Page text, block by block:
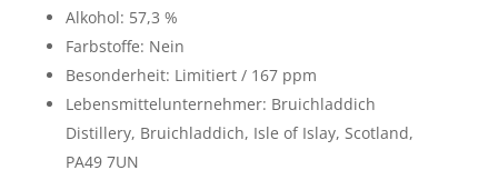
Alkohol: 57,3 %
Farbstoffe: Nein
Besonderheit: Limitiert / 167 ppm
Lebensmittelunternehmer: Bruichladdich
Distillery, Bruichladdich, Isle of Islay, Scotland,
PA49 7UN